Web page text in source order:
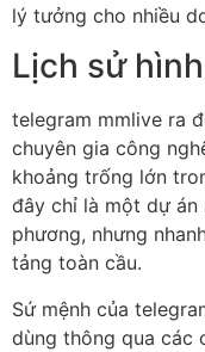
lý tưởng cho nhiều
Lịch sử
telegram mmlive ra
chuyên gia công
khoảng trống lớn
đây chỉ là một dự
phương, nhưng
tảng toàn cầu.
Sứ mệnh của
dùng thông qua các